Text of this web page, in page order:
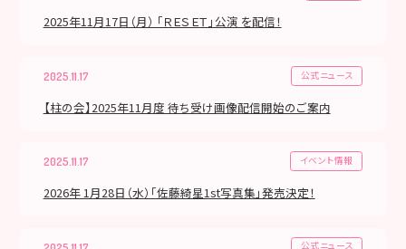
2025年11月17日（月） 「ＲＥＳＥＴ」公演 を配信！
2025.11.17 公式ニュース
【柱の会】2025年11月度 待ち受け画像配信開始のご案内
2025.11.17 イベント情報
2026年 1月28日（水）「佐藤綺星1st写真集」発売決定！
公式ニュース